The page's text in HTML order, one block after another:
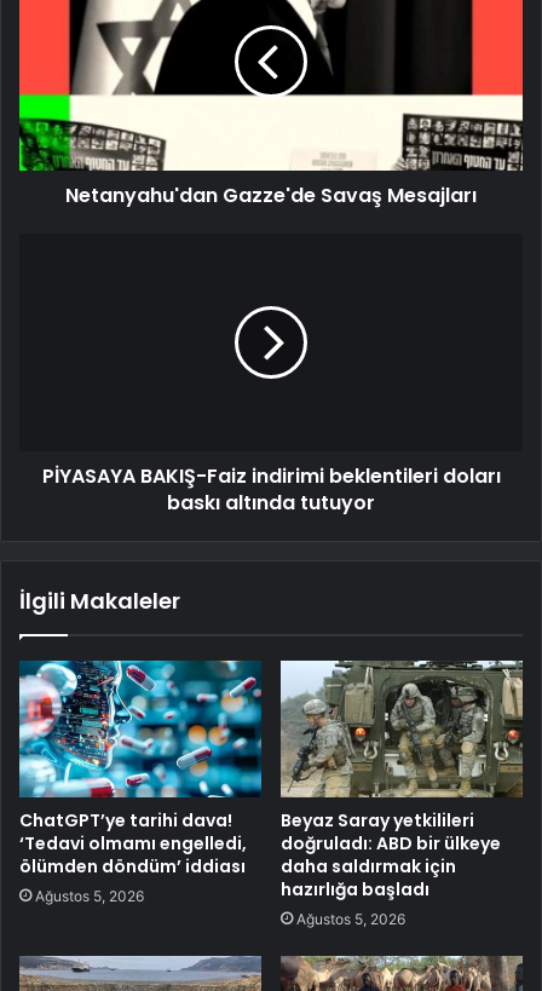
Netanyahu'dan Gazze'de Savaş Mesajları
PİYASAYA BAKIŞ-Faiz indirimi beklentileri doları
baskı altında tutuyor
İlgili Makaleler
ChatGPT’ye tarihi dava!
‘Tedavi olmamı engelledi,
ölümden döndüm’ iddiası
Ağustos 5, 2026
Beyaz Saray yetkilileri
doğruladı: ABD bir ülkeye
daha saldırmak için
hazırlığa başladı
Ağustos 5, 2026